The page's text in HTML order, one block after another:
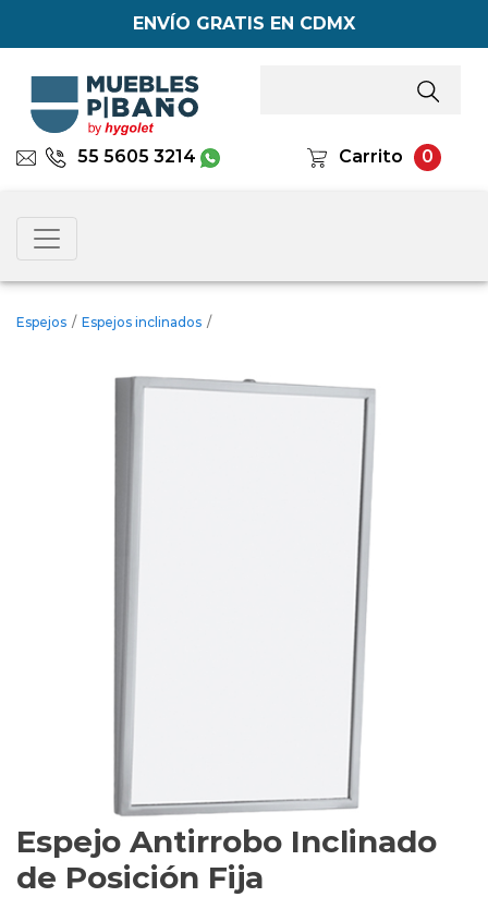
ENVÍO GRATIS EN CDMX
55 5605 3214 Carrito 0
Espejos / Espejos inclinados /
Espejo Antirrobo Inclinado
de Posición Fija